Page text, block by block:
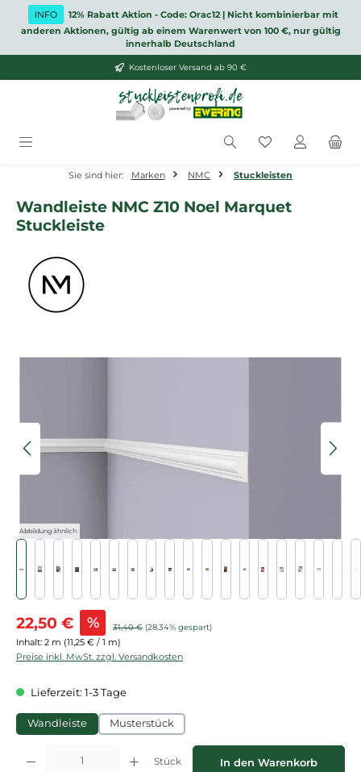
Zum Hauptinhalt springen
INFO
12% Rabatt Aktion - Code: Orac12 | Nicht kombinierbar mit
anderen Aktionen, gültig ab einem Warenwert von 100 €, nur gültig
innerhalb Deutschland
Kostenloser Versand ab 90 €
Du hast 0
Sie sind hier: Marken NMC Stuckleisten
Wandleiste NMC Z10 Noel Marquet
Stuckleiste
Abbildung ähnlich
Verkaufspreis:
22,50 € % Regulärer Preis:
31,40 € (28.34% gespart)
Inhalt: 2 m (11,25 € / 1 m)
Preise inkl. MwSt. zzgl. Versandkosten
Lieferzeit: 1-3 Tage
Wandleiste Musterstück
Produkt Anzahl: Gib den gewünschten Wert ein oder benutze die
Stück In den Warenkorb